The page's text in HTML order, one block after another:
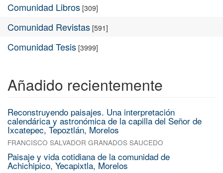
Comunidad Libros [309]
Comunidad Revistas [591]
Comunidad Tesis [3999]
Añadido recientemente
Reconstruyendo paisajes. Una interpretación
calendárica y astronómica de la capilla del Señor de
Ixcatepec, Tepoztlán, Morelos
FRANCISCO SALVADOR GRANADOS SAUCEDO
Paisaje y vida cotidiana de la comunidad de
Achichipico, Yecapixtla, Morelos